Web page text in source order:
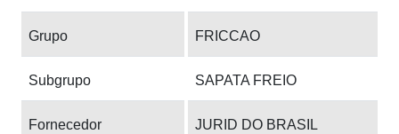
Grupo FRICCAO
Subgrupo SAPATA FREIO
Fornecedor JURID DO BRASIL